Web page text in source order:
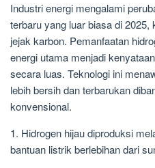
Industri energi mengalami
terbaru yang luar biasa di
jejak karbon. Pemanfaatan
energi utama menjadi
secara luas. Teknologi ini
lebih bersih dan terbarukan
konvensional.
1. Hidrogen hijau diproduksi
bantuan listrik berlebihan dari